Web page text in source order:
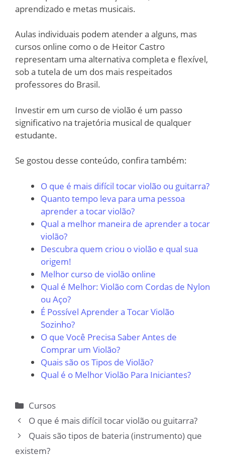
aprendizado e metas musicais.
Aulas individuais podem atender a alguns, mas
cursos online como o de Heitor Castro
representam uma alternativa completa e flexível,
sob a tutela de um dos mais respeitados
professores do Brasil.
Investir em um curso de violão é um passo
significativo na trajetória musical de qualquer
estudante.
Se gostou desse conteúdo, confira também:
O que é mais difícil tocar violão ou guitarra?
Quanto tempo leva para uma pessoa
aprender a tocar violão?
Qual a melhor maneira de aprender a tocar
violão?
Descubra quem criou o violão e qual sua
origem!
Melhor curso de violão online
Qual é Melhor: Violão com Cordas de Nylon
ou Aço?
É Possível Aprender a Tocar Violão
Sozinho?
O que Você Precisa Saber Antes de
Comprar um Violão?
Quais são os Tipos de Violão?
Qual é o Melhor Violão Para Iniciantes?
Categorias
Cursos
O que é mais difícil tocar violão ou guitarra?
Quais são tipos de bateria (instrumento) que
existem?